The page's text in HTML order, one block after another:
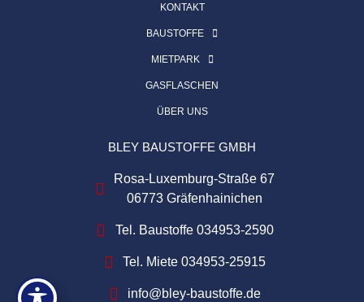
KONTAKT
BAUSTOFFE
MIETPARK
GASFLASCHEN
ÜBER UNS
BLEY BAUSTOFFE GMBH
Rosa-Luxemburg-Straße 67
06773 Gräfenhainichen
Tel. Baustoffe 034953-2590
Tel. Miete 034953-25915
info@bley-baustoffe.de